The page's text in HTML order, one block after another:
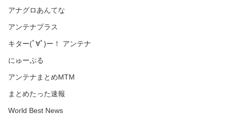
アナグロあんてな
アンテナプラス
キター(ﾟ∀ﾟ)ー！ アンテナ
にゅーぷる
アンテナまとめMTM
まとめたった速報
World Best News